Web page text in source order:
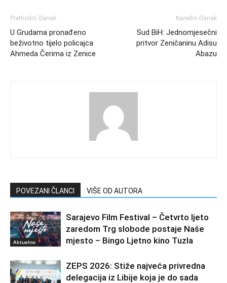
Prethodni članak
U Grudama pronađeno
beživotno tijelo policajca
Ahmeda Čerima iz Zenice
Naredni članak
Sud BiH: Jednomjesečni
pritvor Zeničaninu Adisu
Abazu
POVEZANI ČLANCI VIŠE OD AUTORA
Aktuelno
Sarajevo Film Festival – Četvrto ljeto
zaredom Trg slobode postaje Naše
mjesto – Bingo Ljetno kino Tuzla
ZEPS 2026: Stiže najveća privredna
delegacija iz Libije koja je do sada